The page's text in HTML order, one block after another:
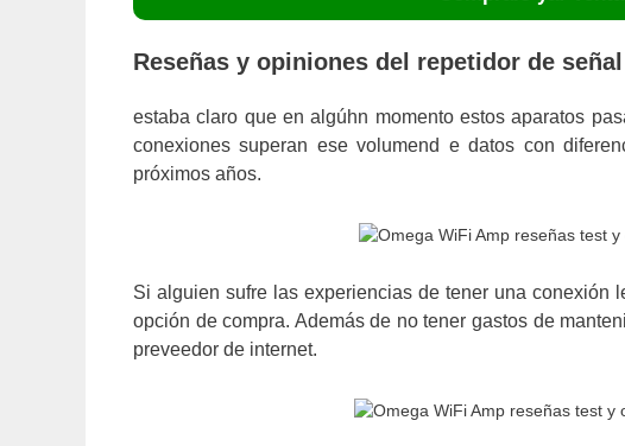
Reseñas y opiniones del repetidor de
estaba claro que en algúhn momento estos aparatos
conexiones superan ese volumend e datos con
próximos años.
Si alguien sufre las experiencias de tener una conexión
opción de compra. Además de no tener gastos de
preveedor de internet.